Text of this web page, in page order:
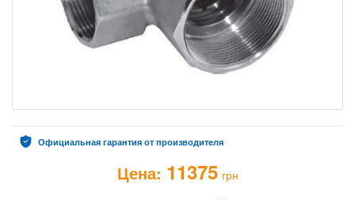
Официальная гарантия от производителя
Цена: 11375 грн